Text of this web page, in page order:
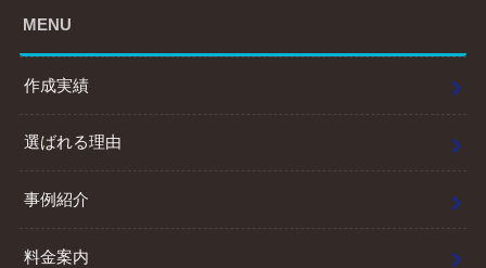
MENU
作成実績
選ばれる理由
事例紹介
料金案内